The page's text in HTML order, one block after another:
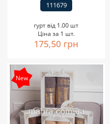
111679
гурт від 1.00 шт
Ціна за 1 шт.
175,50 грн
New